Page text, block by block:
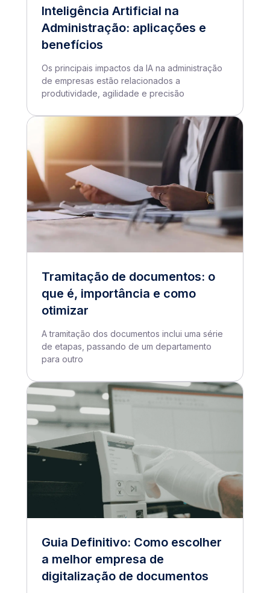
Inteligência Artificial na
Administração: aplicações e
benefícios
Os principais impactos da IA na administração
de empresas estão relacionados a
produtividade, agilidade e precisão
Tramitação de documentos: o
que é, importância e como
otimizar
A tramitação dos documentos inclui uma série
de etapas, passando de um departamento
para outro
Guia Definitivo: Como escolher
a melhor empresa de
digitalização de documentos